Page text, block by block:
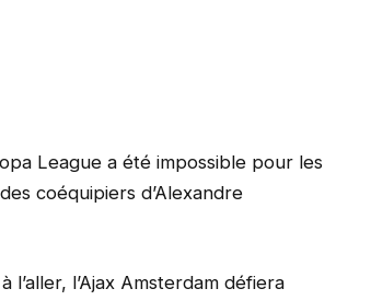
League a été impossible pour les
coéquipiers d’Alexandre
l’Ajax Amsterdam défiera